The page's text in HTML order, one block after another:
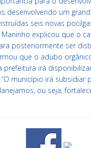
desenvolvendo um
seis novas
explicou que o
posteriormente ser
que o adubo
irá
município irá subsidiar
ou seja,